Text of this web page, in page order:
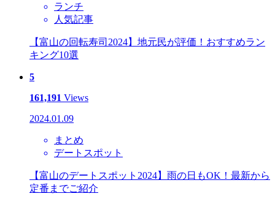
ランチ
人気記事
【富山の回転寿司2024】地元民が評価！おすすめラン
キング10選
5
161,191 Views
2024.01.09
まとめ
デートスポット
【富山のデートスポット2024】雨の日もOK！最新から
定番までご紹介